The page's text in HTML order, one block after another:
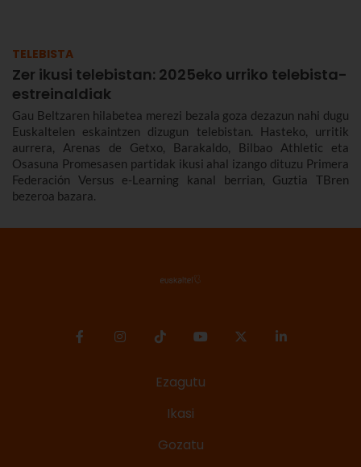
TELEBISTA
Zer ikusi telebistan: 2025eko urriko telebista-
estreinaldiak
Gau Beltzaren hilabetea merezi bezala goza dezazun nahi dugu
Euskaltelen eskaintzen dizugun telebistan. Hasteko, urritik
aurrera, Arenas de Getxo, Barakaldo, Bilbao Athletic eta
Osasuna Promesasen partidak ikusi ahal izango dituzu Primera
Federación Versus e-Learning kanal berrian, Guztia TBren
bezeroa bazara.
Ezagutu
Ikasi
Gozatu